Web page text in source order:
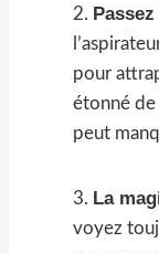
2.
pour
étonné
peut
3. La
voyez